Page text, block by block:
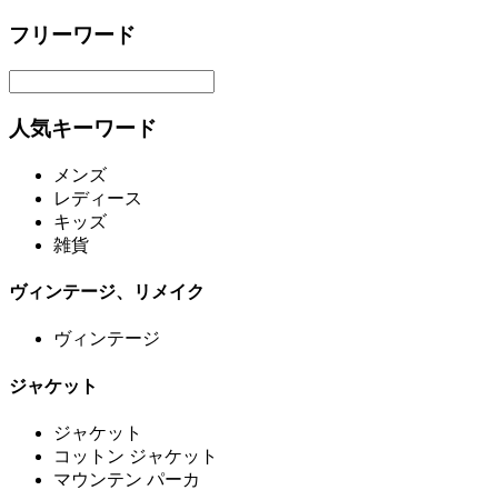
フリーワード
人気キーワード
メンズ
レディース
キッズ
雑貨
ヴィンテージ、リメイク
ヴィンテージ
ジャケット
ジャケット
コットン ジャケット
マウンテン パーカ